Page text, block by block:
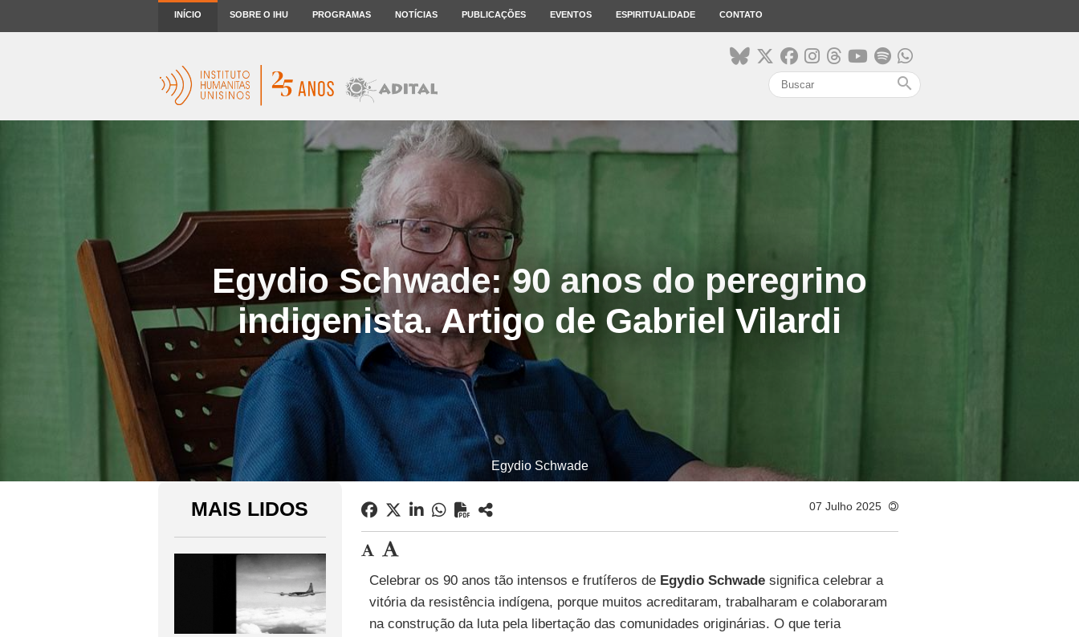
INÍCIO SOBRE O IHU PROGRAMAS NOTÍCIAS PUBLICAÇÕES EVENTOS ESPIRITUALIDADE CONTATO
search
Egydio Schwade: 90 anos do peregrino
indigenista. Artigo de Gabriel Vilardi
Egydio Schwade
MAIS LIDOS 07 Julho 2025
Celebrar os 90 anos tão intensos e frutíferos de Egydio Schwadesignifica celebrar a
vitória da resistência indígena, porque muitos acreditaram, trabalharam e colaboraram
na construção da luta pela libertação das comunidades originárias. O que teria